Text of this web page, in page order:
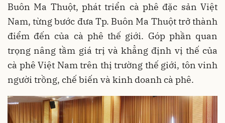
Buôn Ma Thuột, phát triển cà phê đặc sản Việt
Nam, từng bước đưa Tp. Buôn Ma Thuột trở thành
điểm đến của cà phê thế giới. Góp phần quan
trọng nâng tầm giá trị và khẳng định vị thế của
cà phê Việt Nam trên thị trường thế giới, tôn vinh
người trồng, chế biến và kinh doanh cà phê.